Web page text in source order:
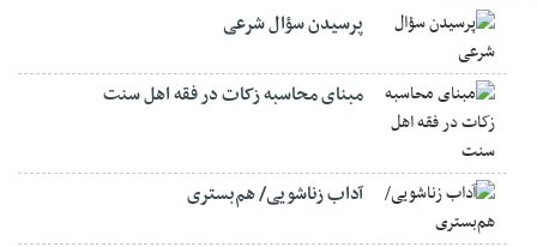
پرسیدن سؤال شرعی
مبنای محاسبه زکات در فقه اهل سنت
آداب زناشویی/ هم‌بستری